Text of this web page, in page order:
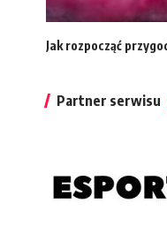
Jak rozpocząć
Partner serwisu